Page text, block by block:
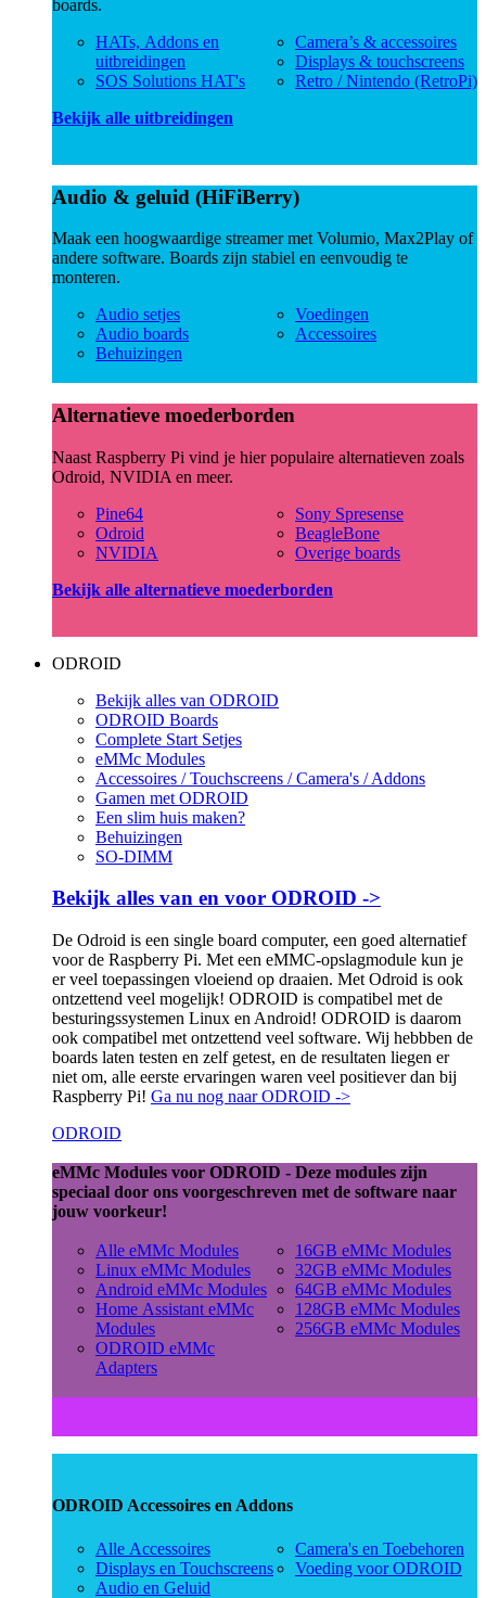
boards.
HATs, Addons en
uitbreidingen
SOS Solutions HAT's
Camera’s & accessoires
Displays & touchscreens
Retro / Nintendo (RetroPi)
Bekijk alle uitbreidingen
Audio & geluid (HiFiBerry)
Maak een hoogwaardige streamer met Volumio, Max2Play of
andere software. Boards zijn stabiel en eenvoudig te
monteren.
Audio setjes
Audio boards
Behuizingen
Voedingen
Accessoires
Alternatieve moederborden
Naast Raspberry Pi vind je hier populaire alternatieven zoals
Odroid, NVIDIA en meer.
Pine64
Odroid
NVIDIA
Sony Spresense
BeagleBone
Overige boards
Bekijk alle alternatieve moederborden
ODROID
Bekijk alles van ODROID
ODROID Boards
Complete Start Setjes
eMMc Modules
Accessoires / Touchscreens / Camera's / Addons
Gamen met ODROID
Een slim huis maken?
Behuizingen
SO-DIMM
Bekijk alles van en voor ODROID ->
De Odroid is een single board computer, een goed alternatief
voor de Raspberry Pi. Met een eMMC-opslagmodule kun je
er veel toepassingen vloeiend op draaien. Met Odroid is ook
ontzettend veel mogelijk! ODROID is compatibel met de
besturingssystemen Linux en Android! ODROID is daarom
ook compatibel met ontzettend veel software. Wij hebbben de
boards laten testen en zelf getest, en de resultaten liegen er
niet om, alle eerste ervaringen waren veel positiever dan bij
Raspberry Pi! Ga nu nog naar ODROID ->
ODROID
eMMc Modules voor ODROID - Deze modules zijn
speciaal door ons voorgeschreven met de software naar
jouw voorkeur!
Alle eMMc Modules
Linux eMMc Modules
Android eMMc Modules
Home Assistant eMMc
Modules
ODROID eMMc
Adapters
16GB eMMc Modules
32GB eMMc Modules
64GB eMMc Modules
128GB eMMc Modules
256GB eMMc Modules
ODROID Accessoires en Addons
Alle Accessoires
Displays en Touchscreens
Audio en Geluid
Camera's en Toebehoren
Voeding voor ODROID